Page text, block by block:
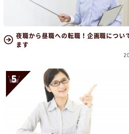
夜職から昼職への転職！企画職につい
ます